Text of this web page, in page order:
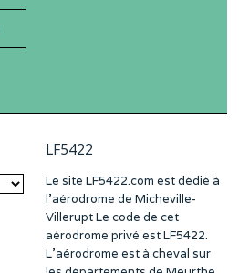
LF5422
Le site LF5422.com est dédié à
l’aérodrome de Micheville-
Villerupt Le code de cet
aérodrome privé est LF5422.
L’aérodrome est à cheval sur